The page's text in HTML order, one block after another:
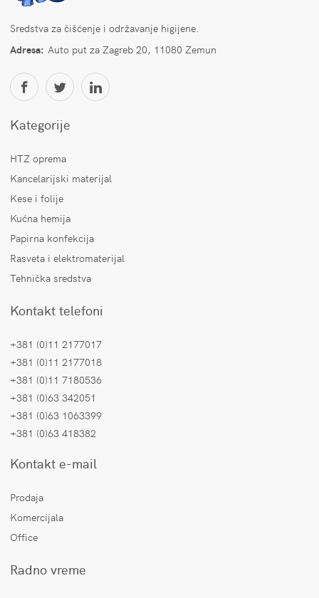
Sredstva za čišćenje i održavanje higijene.
Adresa: Auto put za Zagreb 20, 11080 Zemun
Kategorije
HTZ oprema
Kancelarijski materijal
Kese i folije
Kućna hemija
Papirna konfekcija
Rasveta i elektromaterijal
Tehnička sredstva
Kontakt telefoni
+381 (0)11 2177017
+381 (0)11 2177018
+381 (0)11 7180536
+381 (0)63 342051
+381 (0)63 1063399
+381 (0)63 418382
Kontakt e-mail
Prodaja
Komercijala
Office
Radno vreme